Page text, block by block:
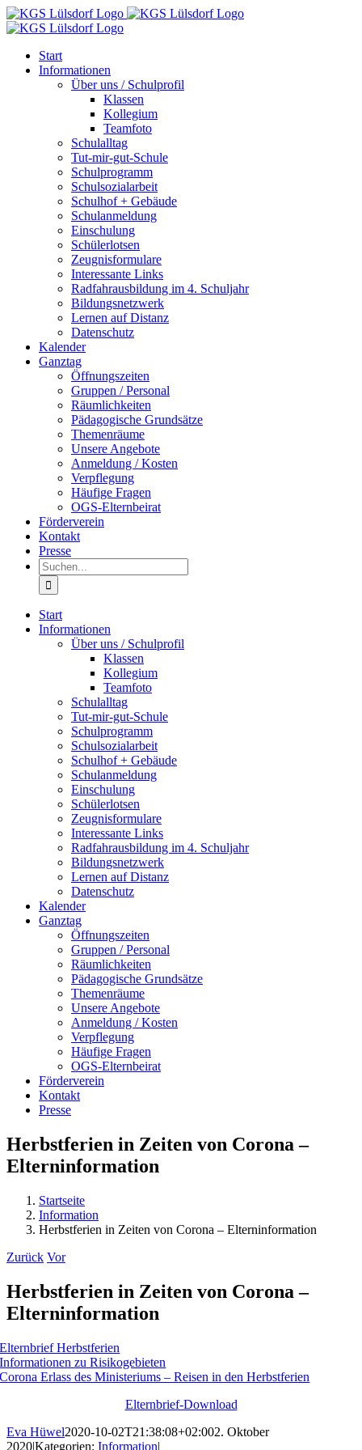
Zum
Inhalt
Start
Informationen
Über uns / Schulprofil
Klassen
Kollegium
Teamfoto
Schulalltag
Tut-mir-gut-Schule
Schulprogramm
Schulsozialarbeit
Schulhof + Gebäude
Schulanmeldung
Einschulung
Schülerlotsen
Zeugnisformulare
Interessante Links
Radfahrausbildung im 4. Schuljahr
Bildungsnetzwerk
Lernen auf Distanz
Datenschutz
Kalender
Ganztag
Öffnungszeiten
Gruppen / Personal
Räumlichkeiten
Pädagogische Grundsätze
Themenräume
Unsere Angebote
Anmeldung / Kosten
Verpflegung
Häufige Fragen
OGS-Elternbeirat
Förderverein
Kontakt
Presse
Suche
nach:
Start
Informationen
Über uns / Schulprofil
Klassen
Kollegium
Teamfoto
Schulalltag
Tut-mir-gut-Schule
Schulprogramm
Schulsozialarbeit
Schulhof + Gebäude
Schulanmeldung
Einschulung
Schülerlotsen
Zeugnisformulare
Interessante Links
Radfahrausbildung im 4. Schuljahr
Bildungsnetzwerk
Lernen auf Distanz
Datenschutz
Kalender
Ganztag
Öffnungszeiten
Gruppen / Personal
Räumlichkeiten
Pädagogische Grundsätze
Themenräume
Unsere Angebote
Anmeldung / Kosten
Verpflegung
Häufige Fragen
OGS-Elternbeirat
Förderverein
Kontakt
Presse
Herbstferien in Zeiten von Corona –
Elterninformation
Startseite
Information
Herbstferien in Zeiten von Corona – Elterninformation
Zurück Vor
Herbstferien in Zeiten von Corona –
Elterninformation
Elternbrief Herbstferien
Informationen zu Risikogebieten
Corona Erlass des Ministeriums – Reisen in den Herbstferien
Elternbrief-Download
Eva Hüwel2020-10-02T21:38:08+02:002. Oktober
2020|Kategorien: Information|